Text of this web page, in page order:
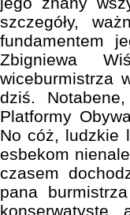
szczegóły,
fundamentem
Zbigniewa
wiceburmistrza
dziś.
Platformy
No cóż, ludzkie
esbekom
czasem
pana
konserwatystę,